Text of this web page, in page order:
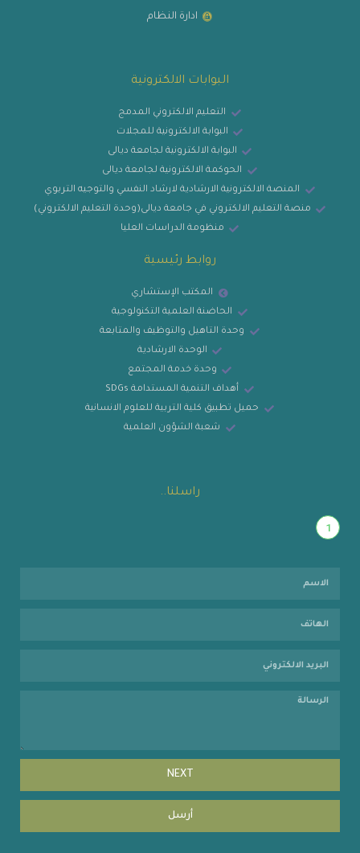
ادارة النظام
البوابات الالكترونية
التعليم الالكتروني المدمج
البوابة الالكترونية للمجلات
البوابة الالكترونية لجامعة ديالى
الحوكمة الالكترونية لجامعة ديالى
المنصة الالكترونية الارشادية لارشاد النفسي والتوجيه التربوي
منصة التعليم الالكتروني في جامعة ديالى(وحدة التعليم الالكتروني)
منظومة الدراسات العليا
روابط رئيسية
المكتب الإستشاري
الحاضنة العلمية التكنولوجية
وحدة التاهيل والتوظيف والمتابعة
الوحدة الارشادية
وحدة خدمة المجتمع
أهداف التنمية المستدامة SDGs
حميل تطبيق كلية التربية للعلوم الانسانية
شعبة الشؤون العلمية
راسلنا..
1
NEXT
أرسل